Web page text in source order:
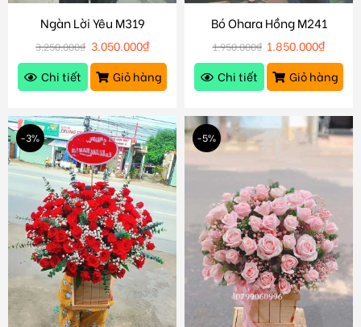
Ngàn Lời Yêu M319
3.250.000₫ 3.050.000₫
Chi tiết
Giỏ hàng
Bó Ohara Hồng M241
1.950.000₫ 1.850.000₫
Chi tiết
Giỏ hàng
-3% -5%